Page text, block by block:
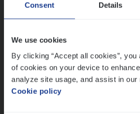
Consent Details
We use cookies
By clicking “Accept all cookies”,
of cookies on your device to
analyze site usage, and assist in our
Cookie policy
Antwerpen
Advisor/​Configuratie
Benefits
Insurance Operations